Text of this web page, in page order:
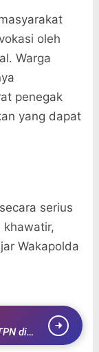
oleh
Warga
penegak
yang dapat
serius
khawatir,
Wakapolda
di
Terbuka